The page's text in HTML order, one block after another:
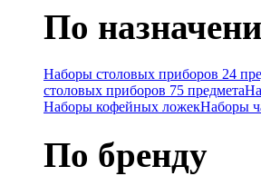
По
Наборы столовых приборов 24
столовых приборов 75 предмета
Наборы кофейных ложекНаборы
По бренду